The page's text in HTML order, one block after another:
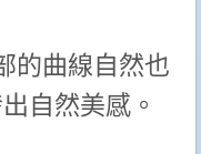
的曲線自然也
自然美感。